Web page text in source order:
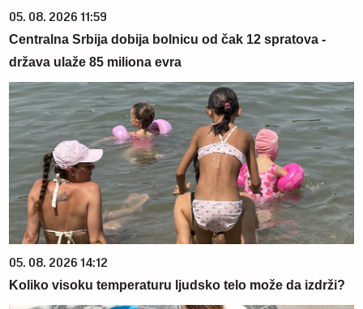
05. 08. 2026 11:59
Centralna Srbija dobija bolnicu od čak 12 spratova -
država ulaže 85 miliona evra
05. 08. 2026 14:12
Koliko visoku temperaturu ljudsko telo može da izdrži?